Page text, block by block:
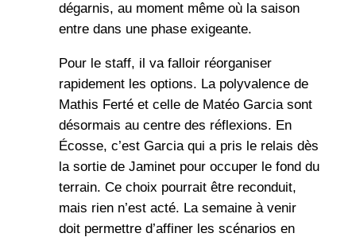
dégarnis, au moment même où la saison
entre dans une phase exigeante.
Pour le staff, il va falloir réorganiser
rapidement les options. La polyvalence de
Mathis Ferté et celle de Matéo Garcia sont
désormais au centre des réflexions. En
Écosse, c’est Garcia qui a pris le relais dès
la sortie de Jaminet pour occuper le fond du
terrain. Ce choix pourrait être reconduit,
mais rien n’est acté. La semaine à venir
doit permettre d’affiner les scénarios en